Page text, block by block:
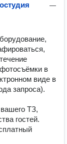
—
в
виде в
запроса).
ТЗ,
гостей.